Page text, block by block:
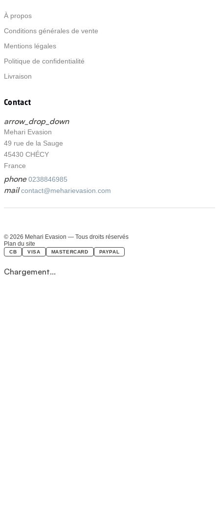
À propos
Conditions générales de vente
Mentions légales
Politique de confidentialité
Livraison
Contact
arrow_drop_down
Mehari Evasion
49 rue de la Sauge
45430 CHÉCY
France
phone 0238846985
mail contact@meharievasion.com
© 2026 Mehari Evasion — Tous droits réservés
Plan du site
CB VISA MASTERCARD PAYPAL
Chargement...